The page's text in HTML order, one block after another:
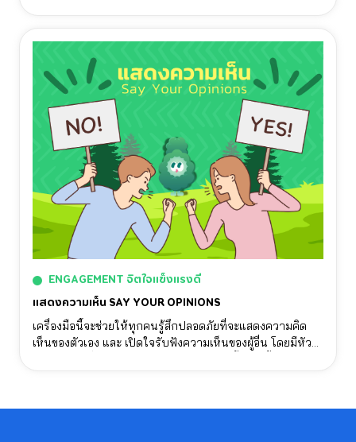
ENGAGEMENT จิตใจแข็งแรงดี
แสดงความเห็น SAY YOUR OPINIONS
เครื่องมือนี้จะช่วยให้ทุกคนรู้สึกปลอดภัยที่จะแสดงความคิด
เห็นของตัวเอง และ เปิดใจรับฟังความเห็นของผู้อื่น โดยมีหัว